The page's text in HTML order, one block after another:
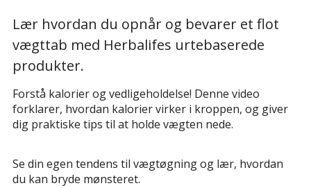
Lær hvordan du opnår og bevarer et flot
vægttab med Herbalifes urtebaserede
produkter.
Forstå kalorier og vedligeholdelse! Denne video
forklarer, hvordan kalorier virker i kroppen, og giver
dig praktiske tips til at holde vægten nede.
Se din egen tendens til vægtøgning og lær, hvordan
du kan bryde mønsteret.